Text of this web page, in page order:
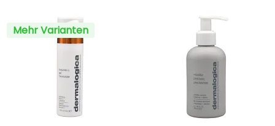
Mehr Varianten